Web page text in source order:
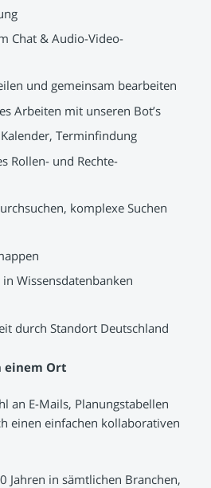
Chat & Audio-Video-
und gemeinsam bearbeiten
Arbeiten mit unseren Bot’s
Terminfindung
Rollen- und Rechte-
komplexe Suchen
Wissensdatenbanken
durch Standort Deutschland
einem Ort
an E-Mails, Planungstabellen
einen einfachen kollaborativen
Jahren in sämtlichen Branchen,